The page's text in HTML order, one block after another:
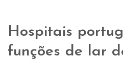
Hospitais
funções de lar